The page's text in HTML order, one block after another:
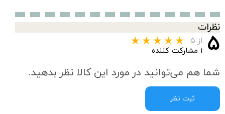
نظرات
۵ از ۵
۱ مشارکت کننده
شما هم می‌توانید در مورد این کالا نظر بدهید.
ثبت نظر